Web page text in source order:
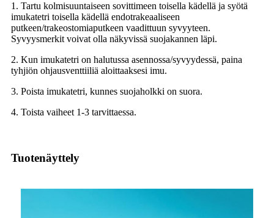
1. Tartu kolmisuuntaiseen sovittimeen toisella kädellä ja syötä
imukatetri toisella kädellä endotrakeaaliseen
putkeen/trakeostomiaputkeen vaadittuun syvyyteen.
Syvyysmerkit voivat olla näkyvissä suojakannen läpi.
2. Kun imukatetri on halutussa asennossa/syvyydessä, paina
tyhjiön ohjausventtiiliä aloittaaksesi imu.
3. Poista imukatetri, kunnes suojaholkki on suora.
4. Toista vaiheet 1-3 tarvittaessa.
Tuotenäyttely